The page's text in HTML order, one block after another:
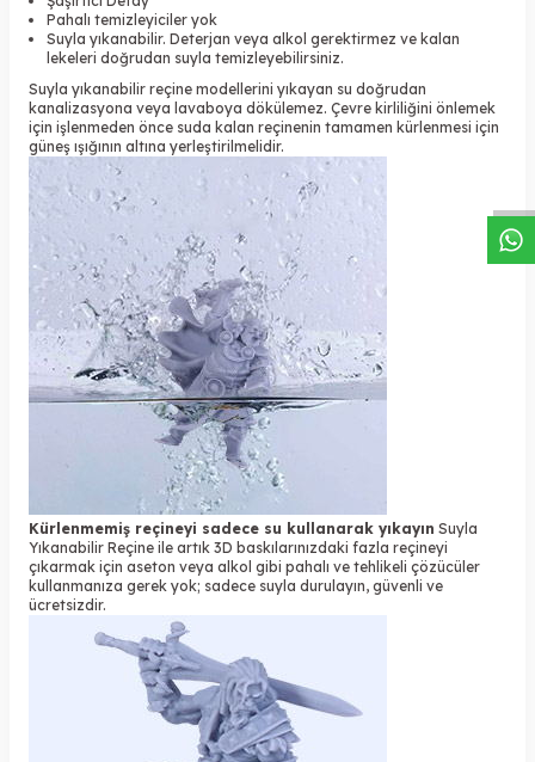
Pahalı temizleyiciler yok
Suyla yıkanabilir. Deterjan veya alkol gerektirmez ve kalan
lekeleri doğrudan suyla temizleyebilirsiniz.
Suyla yıkanabilir reçine modellerini yıkayan su doğrudan
kanalizasyona veya lavaboya dökülemez. Çevre kirliliğini önlemek
için işlenmeden önce suda kalan reçinenin tamamen kürlenmesi için
güneş ışığının altına yerleştirilmelidir.
Kürlenmemiş reçineyi sadece su kullanarak yıkayın Suyla
Yıkanabilir Reçine ile artık 3D baskılarınızdaki fazla reçineyi
çıkarmak için aseton veya alkol gibi pahalı ve tehlikeli çözücüler
kullanmanıza gerek yok; sadece suyla durulayın, güvenli ve
ücretsizdir.